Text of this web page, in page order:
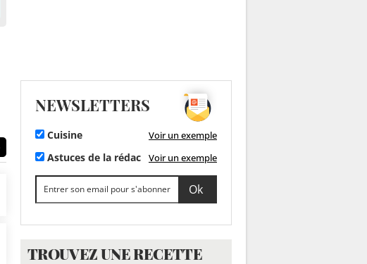
NEWSLETTERS
Cuisine Voir un exemple
Astuces de la rédac Voir un exemple
TROUVEZ UNE RECETTE